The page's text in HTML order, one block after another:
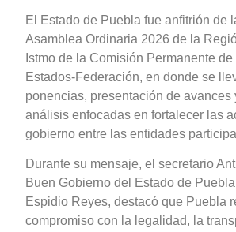
El Estado de Puebla fue anfitrión de
Asamblea Ordinaria 2026 de la
Istmo de la Comisión Permanente
Estados-Federación, en donde se
ponencias, presentación de avances
análisis enfocadas en fortalecer las
gobierno entre las entidades
Durante su mensaje, el secretario
Buen Gobierno del Estado de
Espidio Reyes, destacó que Puebla
compromiso con la legalidad, la